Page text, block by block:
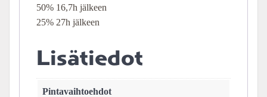
50% 16,7h jälkeen
25% 27h jälkeen
Lisätiedot
Pintavaihtoehdot